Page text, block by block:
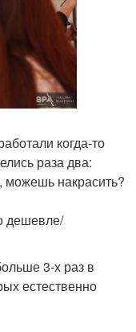
когда-то
раза два:
можешь накрасить?
дешевле/
3-х раз в
естественно